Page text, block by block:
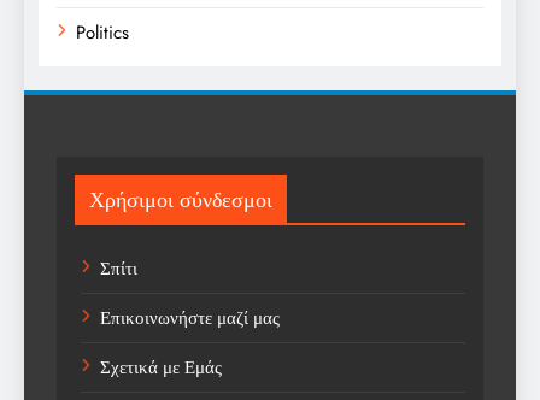
Politics
Sport
Sports
Technology
Trending
Weather
Χρήσιμοι σύνδεσμοι
Σπίτι
Επικοινωνήστε μαζί μας
Σχετικά με Εμάς